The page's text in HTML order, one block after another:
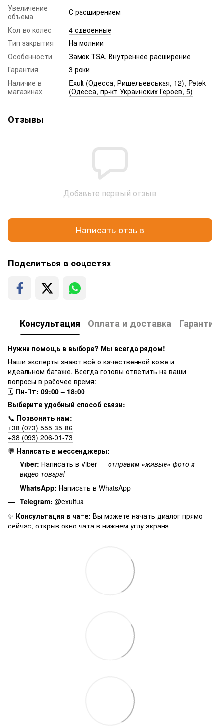
Увеличение
объема
С расширением
Кол-во колес
4 сдвоенные
Тип закрытия
На молнии
Особенности
Замок TSA, Внутреннее расширение
Гарантия
3 роки
Наличие в
магазинах
Exult (Одесса, Ришельевськая, 12), Petek
(Одесса, пр-кт Украинских Героев, 5)
Отзывы
Добавьте первый отзыв
Написать отзыв
Поделиться в соцсетях
Консультация Оплата и доставка Гарантия
Нужна помощь в выборе? Мы всегда рядом!
Наши эксперты знают всё о качественной коже и
идеальном багаже. Всегда готовы ответить на ваши
вопросы в рабочее время:
🗓 Пн-Пт: 09:00 – 18:00
Выберите удобный способ связи:
📞 Позвонить нам:
+38 (073) 555-35-86
+38 (093) 206-01-73
💬 Написать в мессенджеры:
Viber: Написать в Viber — отправим «живые» фото и
видео товара!
WhatsApp: Написать в WhatsApp
Telegram: @exultua
✨ Консультация в чате: Вы можете начать диалог прямо
сейчас, открыв окно чата в нижнем углу экрана.